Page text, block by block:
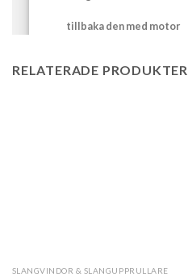
tillbaka den med motor
RELATERADE PRODUKTER
SLANGVINDOR & SLANGUPPRULLARE